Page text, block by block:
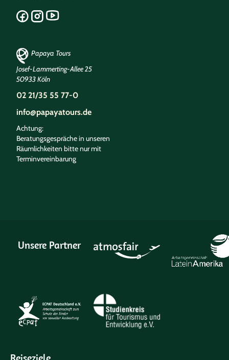
Papaya Tours
Josef-Lammerting-Allee 25
50933 Köln
02 21/35 55 77-0
info@papayatours.de
Achtung:
Beratungsgespräche in unseren
Räumlichkeiten bitte nur mit
Terminvereinbarung
Unsere Partner